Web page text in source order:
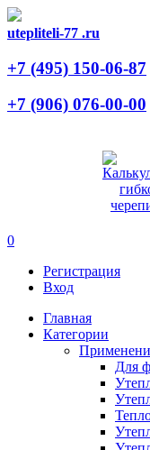
utepliteli-77 .ru
+7 (495) 150-06-87
+7 (906) 076-00-00
0
Регистрация
Вход
Главная
Категории
Для